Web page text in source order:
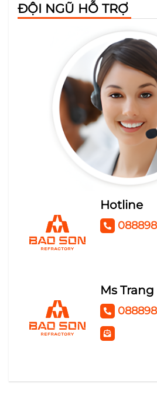
TẤM CỨNG
BÔNG KHOÁNG
ROCK WOOL
BÔNG THỦY
KEO THỦY TINH
ĐỘI NGŨ HỖ TRỢ
Hotline
Ms Trang